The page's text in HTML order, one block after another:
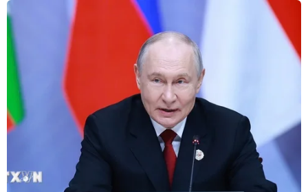
"Nghỉ hè sợ nghỉ hưu": Phim gia đình
xúc động gắn kết ông cháu cựu
chiến binh
22/07/2026 03:57
Chiếu miễn phí loạt phim tài liệu dịp
79 năm Ngày Thương binh-Liệt sỹ
21/07/2026 08:55